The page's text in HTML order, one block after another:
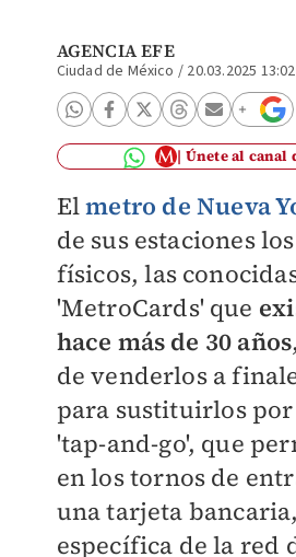
AGENCIA EFE
Ciudad de México / 20.03.2025
Únete al canal
Elmetro de Nueva
de sus estaciones
físicos, las
'MetroCards' que
hace más de 30 años
de venderlos a
para sustituirlos
'tap-and-go', que
en los tornos de
una tarjeta
específica de la red